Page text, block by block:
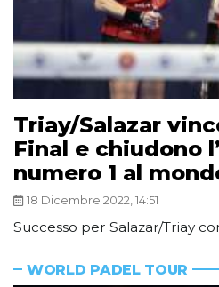
Triay/Salazar
Final e chiudono
numero 1 al
18 Dicembre 2022, 14:51
Successo per Salazar/Triay
WORLD PADEL TOUR